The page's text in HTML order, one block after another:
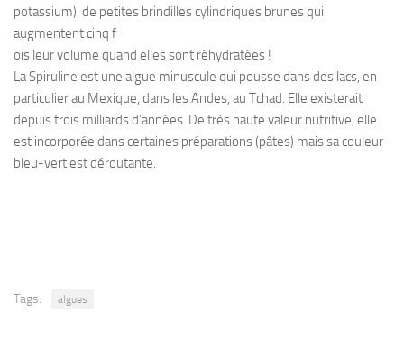
potassium), de petites brindilles cylindriques brunes qui
augmentent cinq f
ois leur volume quand elles sont réhydratées !
La Spiruline est une algue minuscule qui pousse dans des lacs, en
particulier au Mexique, dans les Andes, au Tchad. Elle existerait
depuis trois milliards d’années. De très haute valeur nutritive, elle
est incorporée dans certaines préparations (pâtes) mais sa couleur
bleu-vert est déroutante.
Tags: algues